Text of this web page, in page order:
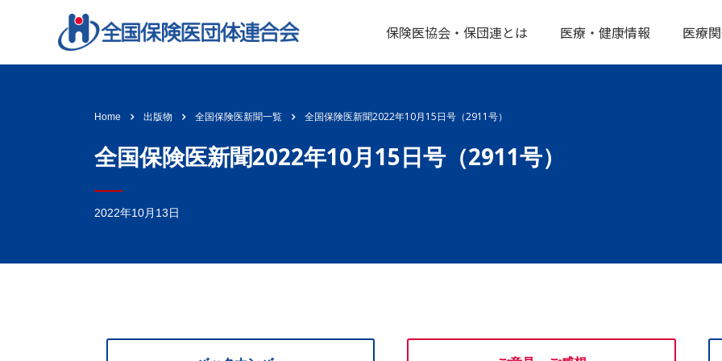
保険医協会・保団連とは 医療・健康情報 医療
Home 出版物 全国保険医新聞一覧 全国保険医新聞2022年10月15日号（2911号）
全国保険医新聞2022年10月15日号（2911号）
2022年10月13日